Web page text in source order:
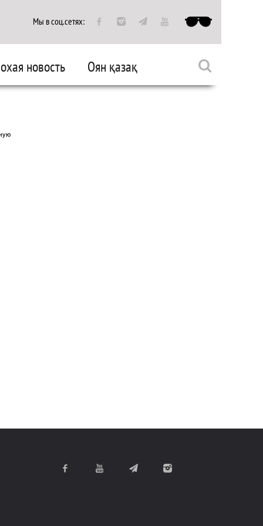
Мы в соц.сетях:
новость
Оян қазақ
предках